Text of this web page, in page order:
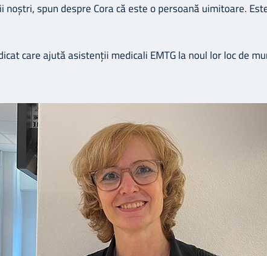
spun despre Cora că este o persoană uimitoare.
care ajută asistenții medicali EMTG la noul lor loc de